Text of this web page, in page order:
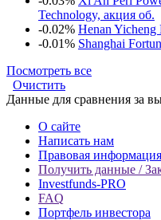
Technology, акция об.
-0.02% Henan Yicheng
-0.01% Shanghai
Посмотреть все
Очистить
Данные для сравнения за
О сайте
Написать нам
Правовая информация
Получить данные /
Investfunds-PRO
FAQ
Портфель инвестора